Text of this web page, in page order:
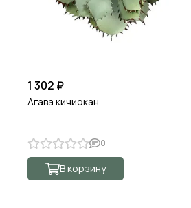
1 302 ₽
Агава кичиокан
0
В корзину